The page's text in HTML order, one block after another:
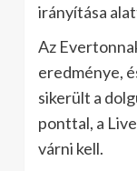
irányítása
Az
eredménye,
sikerült a
ponttal, a
várni kell.